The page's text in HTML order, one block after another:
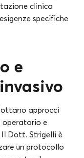
clinica
specifiche
e
approcci
operatorio e
Il Dott. Strigelli è
un protocollo